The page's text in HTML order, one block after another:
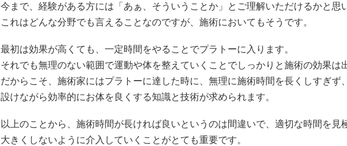
今まで、経験がある方には「あぁ、そういうことか」とご理解いただけるかと思
これはどんな分野でも言えることなのですが、施術においてもそうです。
最初は効果が高くても、一定時間をやることでプラトーに入ります。
それでも無理のない範囲で運動や体を整えていくことでしっかりと施術の効果は
だからこそ、施術家にはプラトーに達した時に、無理に施術時間を長くしすぎず
設けながら効率的にお体を良くする知識と技術が求められます。
以上のことから、施術時間が長ければ良いというのは間違いで、適切な時間を見
大きくしないように介入していくことがとても重要です。